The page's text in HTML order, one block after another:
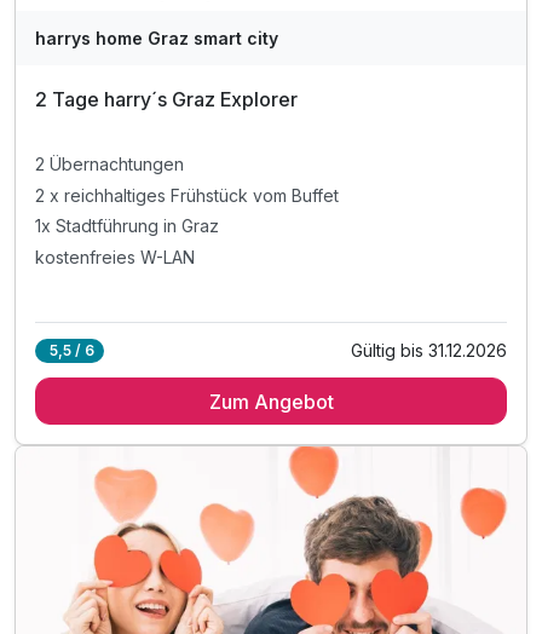
harrys home Graz smart city
2 Tage harry´s Graz Explorer
2 Übernachtungen
2 x reichhaltiges Frühstück vom Buffet
1x Stadtführung in Graz
kostenfreies W-LAN
5,5 / 6 Gültig bis 31.12.2026
Zum Angebot